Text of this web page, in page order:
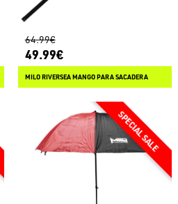
64.99€
49.99€
MILO RIVERSEA MANGO PARA SACADERA